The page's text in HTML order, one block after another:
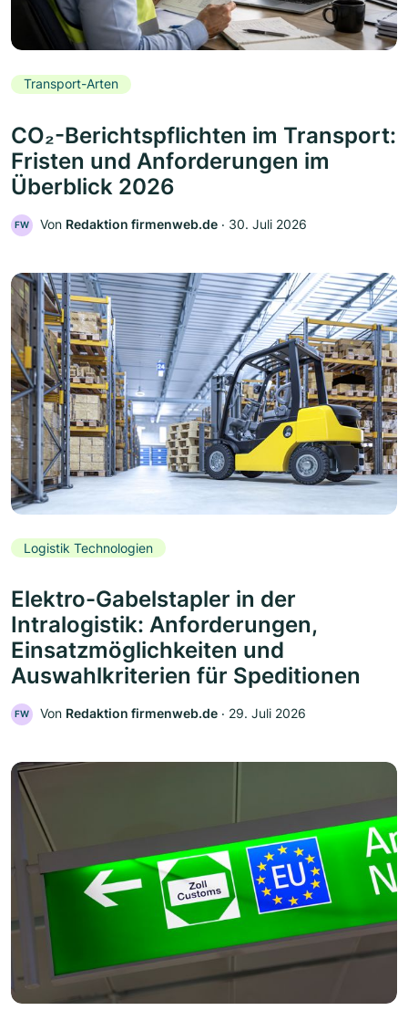
Transport-Arten
CO₂-Berichtspflichten im Transport:
Fristen und Anforderungen im
Überblick 2026
FW Von Redaktion firmenweb.de ‧ 30. Juli 2026
Logistik Technologien
Elektro-Gabelstapler in der
Intralogistik: Anforderungen,
Einsatzmöglichkeiten und
Auswahlkriterien für Speditionen
FW Von Redaktion firmenweb.de ‧ 29. Juli 2026